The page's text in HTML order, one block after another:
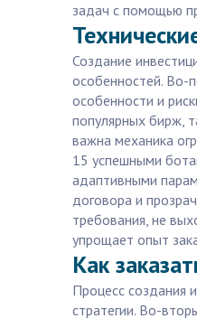
задач с помощью
Создание
особенностей. Во-
особенности и
популярных бирж,
важна механика
15 успешными
адаптивными
договора и
требования, не
упрощает опыт
Как
Процесс создания
стратегии. Во-